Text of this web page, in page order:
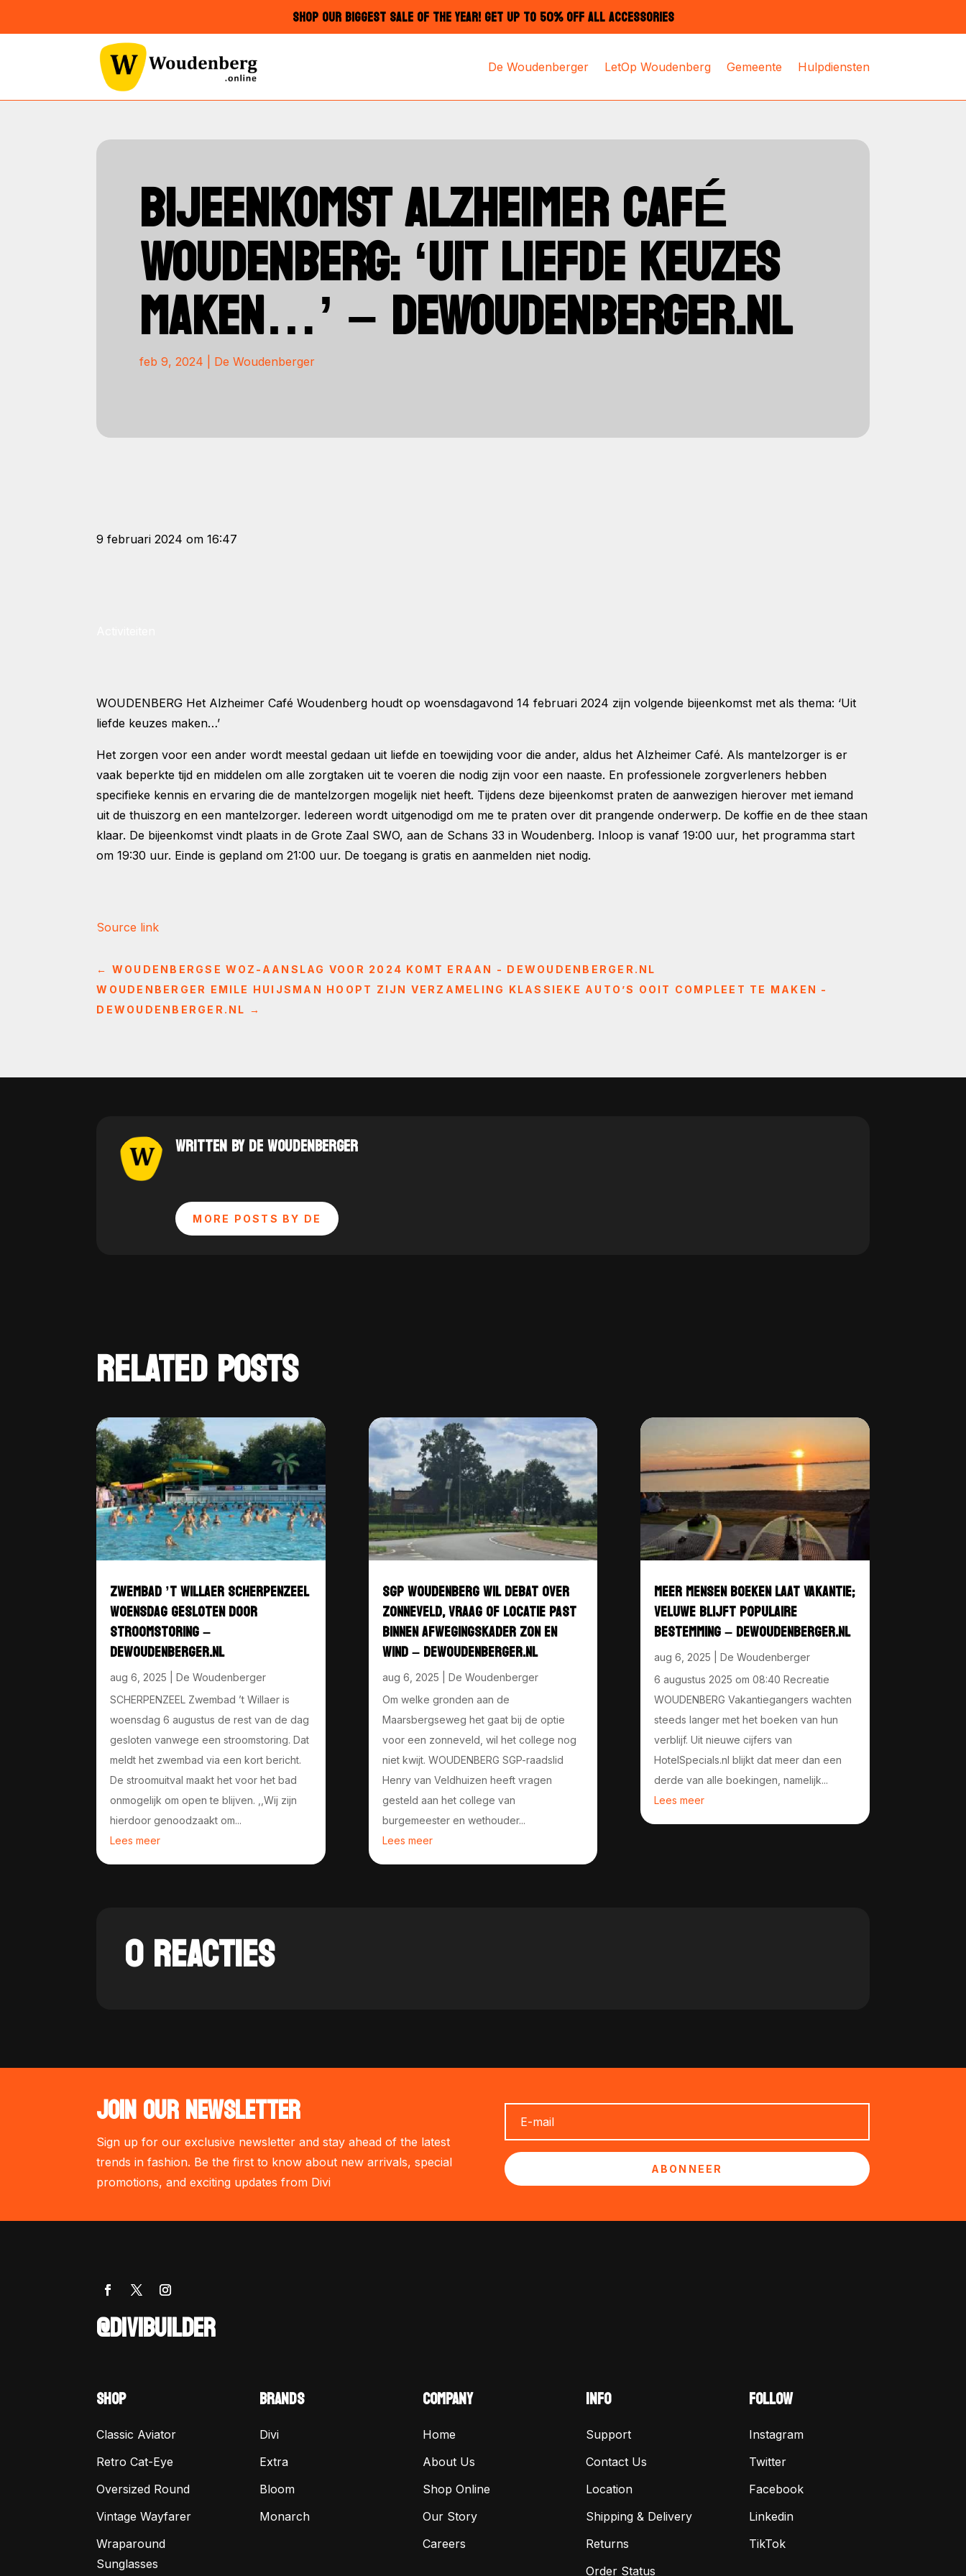
SHOP OUR BIGGEST SALE OF THE YEAR! GET UP TO 50% OFF ALL ACCESSORIES
De Woudenberger LetOp Woudenberg Gemeente Hulpdiensten
BIJEENKOMST ALZHEIMER CAFÉ
WOUDENBERG: ‘UIT LIEFDE KEUZES
MAKEN…’ – DEWOUDENBERGER.NL
feb 9, 2024 De Woudenberger
9 februari 2024 om 16:47
WOUDENBERG Het Alzheimer Café Woudenberg houdt op woensdagavond 14 februari 2024 zijn volgende bijeenkomst met als thema: ‘Uit
liefde keuzes maken…’
Het zorgen voor een ander wordt meestal gedaan uit liefde en toewijding voor die ander, aldus het Alzheimer Café. Als mantelzorger is er
vaak beperkte tijd en middelen om alle zorgtaken uit te voeren die nodig zijn voor een naaste. En professionele zorgverleners hebben
specifieke kennis en ervaring die de mantelzorgen mogelijk niet heeft. Tijdens deze bijeenkomst praten de aanwezigen hierover met iemand
uit de thuiszorg en een mantelzorger. Iedereen wordt uitgenodigd om me te praten over dit prangende onderwerp. De koffie en de thee staan
klaar. De bijeenkomst vindt plaats in de Grote Zaal SWO, aan de Schans 33 in Woudenberg. Inloop is vanaf 19:00 uur, het programma start
om 19:30 uur. Einde is gepland om 21:00 uur. De toegang is gratis en aanmelden niet nodig.
Source link
← WOUDENBERGSE WOZ-AANSLAG VOOR 2024 KOMT ERAAN - DEWOUDENBERGER.NL
WOUDENBERGER EMILE HUIJSMAN HOOPT ZIJN VERZAMELING KLASSIEKE AUTO’S OOIT COMPLEET TE MAKEN -
DEWOUDENBERGER.NL →
WRITTEN BY DE WOUDENBERGER
MORE POSTS BY DE
RELATED POSTS
ZWEMBAD ’T WILLAER SCHERPENZEEL
WOENSDAG GESLOTEN DOOR
STROOMSTORING –
DEWOUDENBERGER.NL
aug 6, 2025 |De Woudenberger
SCHERPENZEEL Zwembad ’t Willaer is
woensdag 6 augustus de rest van de dag
gesloten vanwege een stroomstoring. Dat
meldt het zwembad via een kort bericht.
De stroomuitval maakt het voor het bad
onmogelijk om open te blijven. ,,Wij zijn
hierdoor genoodzaakt om...
Lees meer
SGP WOUDENBERG WIL DEBAT OVER
ZONNEVELD, VRAAG OF LOCATIE PAST
BINNEN AFWEGINGSKADER ZON EN
WIND – DEWOUDENBERGER.NL
aug 6, 2025
De Woudenberger
Om welke gronden aan de
Maarsbergseweg het gaat bij de optie
voor een zonneveld, wil het college nog
niet kwijt. WOUDENBERG SGP-raadslid
Henry van Veldhuizen heeft vragen
gesteld aan het college van
burgemeester en wethouder...
Lees meer
MEER MENSEN BOEKEN LAAT VAKANTIE;
VELUWE BLIJFT POPULAIRE
BESTEMMING – DEWOUDENBERGER.NL
aug 6, 2025
De Woudenberger
6 augustus 2025 om 08:40 Recreatie
WOUDENBERG Vakantiegangers wachten
steeds langer met het boeken van hun
verblijf. Uit nieuwe cijfers van
HotelSpecials.nl blijkt dat meer dan een
derde van alle boekingen, namelijk...
Lees meer
0 REACTIES
JOIN OUR NEWSLETTER
Sign up for our exclusive newsletter and stay ahead of the latest
trends in fashion. Be the first to know about new arrivals, special
promotions, and exciting updates from Divi
ABONNEER
@DIVIBUILDER
SHOP
Classic Aviator
Retro Cat-Eye
Oversized Round
Vintage Wayfarer
Wraparound
Sunglasses
BRANDS
Divi
Extra
Bloom
Monarch
COMPANY
Home
About Us
Shop Online
Our Story
Careers
INFO
Support
Contact Us
Location
Shipping & Delivery
Returns
Order Status
FOLLOW
Instagram
Twitter
Facebook
Linkedin
TikTok